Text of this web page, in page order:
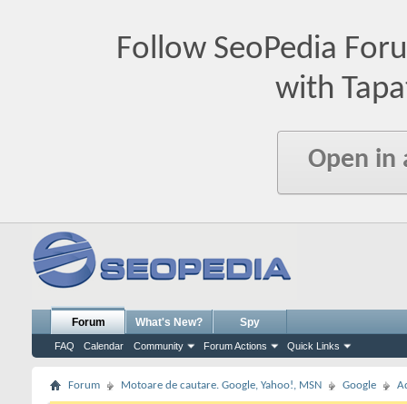
Follow SeoPedia
with
Open in
Forum
FAQ Calendar Community Forum Actions Quick Links
What's New? Spy
Forum Motoare de cautare. Google, Yahoo!, MSN Google